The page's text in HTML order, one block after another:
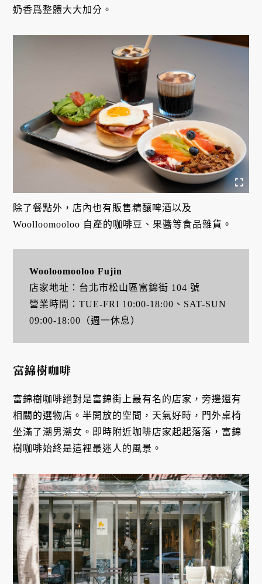
奶香爲整體大大加分。
除了餐點外，店內也有販售精釀啤酒以及
Woolloomooloo 自產的咖啡豆、果醬等食品雜貨。
Wooloomooloo Fujin
店家地址：台北市松山區富錦街 104 號
營業時間：TUE-FRI 10:00-18:00、SAT-SUN
09:00-18:00（週一休息）
富錦樹咖啡
富錦樹咖啡絕對是富錦街上最有名的店家，旁邊還有
相關的選物店。半開放的空間，天氣好時，門外桌椅
坐滿了潮男潮女。即時附近咖啡店家起起落落，富錦
樹咖啡始終是這裡最迷人的風景。